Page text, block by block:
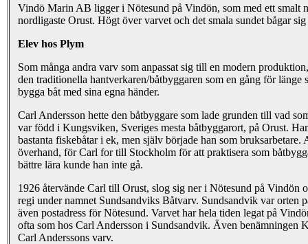
Vindö Marin AB ligger i Nötesund på Vindön, som med ett smalt
nordligaste Orust. Högt över varvet och det smala sundet bågar
Elev hos Plym
Som många andra varv som anpassat sig till en modern
den traditionella hantverkaren/båtbyggaren som en gång för länge
bygga båt med sina egna händer.
Carl Andersson hette den båtbyggare som lade grunden till vad
var född i Kungsviken, Sveriges mesta båtbyggarort, på Orust.
bastanta fiskebåtar i ek, men själv började han som
överhand, för Carl for till Stockholm för att praktisera som
bättre lära kunde han inte gå.
1926 återvände Carl till Orust, slog sig ner i Nötesund på Vindön
regi under namnet Sundsandviks Båtvarv. Sundsandvik var orten
även postadress för Nötesund. Varvet har hela tiden legat på
ofta som hos Carl Andersson i Sundsandvik. Även benämningen
Carl Anderssons varv.